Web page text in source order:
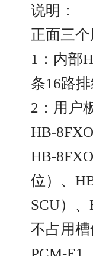
说明：
正面三
1：内部
条16路
2：用户
HB-
HB-
位）、
SCU）
不占用